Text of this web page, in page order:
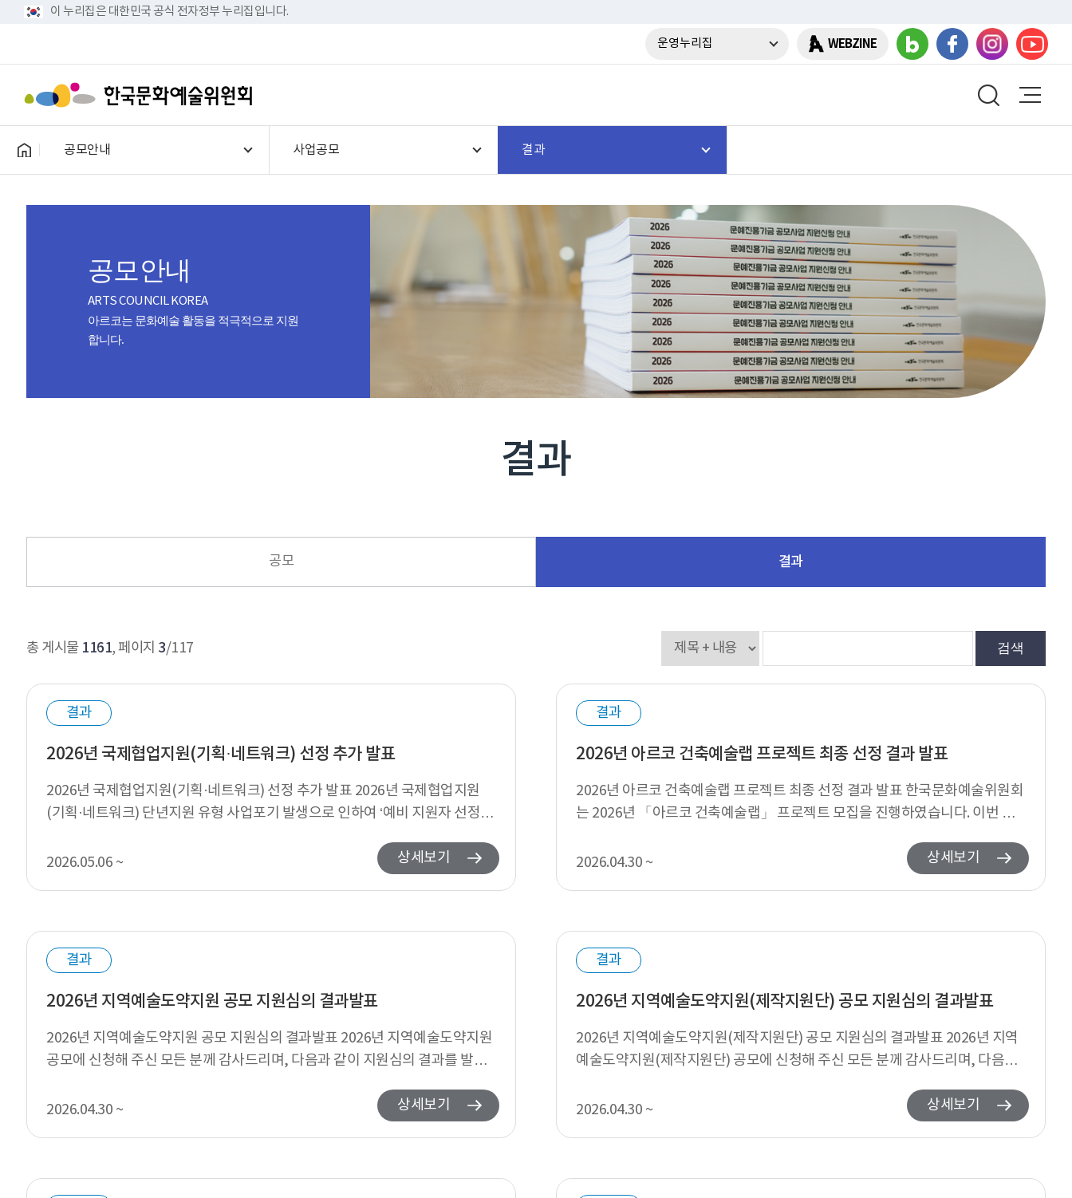
이 누리집은 대한민국 공식 전자정부 누리집입니다.
운영누리집 WEBZINE
공모안내 사업공모 결과
공모안내
ARTS COUNCIL KOREA
아르코는 문화예술 활동을 적극적으로 지원
합니다.
결과
공모 결과
총 게시물 1161, 페이지 3/117 검색
결과
2026년 국제협업지원(기획·네트워크) 선정 추가 발표
2026년 국제협업지원(기획·네트워크) 선정 추가 발표 2026년 국제협업지원
(기획·네트워크) 단년지원 유형 사업포기 발생으로 인하여 ‘예비 지원자 선정제
2026.05.06 ~
상세보기
결과
2026년 아르코 건축예술랩 프로젝트 최종 선정 결과 발표
2026년 아르코 건축예술랩 프로젝트 최종 선정 결과 발표 한국문화예술위원회
는 2026년 「아르코 건축예술랩」 프로젝트 모집을 진행하였습니다. 이번 모
2026.04.30 ~
상세보기
결과
2026년 지역예술도약지원 공모 지원심의 결과발표
2026년 지역예술도약지원 공모 지원심의 결과발표 2026년 지역예술도약지원
공모에 신청해 주신 모든 분께 감사드리며, 다음과 같이 지원심의 결과를 발표
2026.04.30 ~
상세보기
결과
2026년 지역예술도약지원(제작지원단) 공모 지원심의 결과발표
2026년 지역예술도약지원(제작지원단) 공모 지원심의 결과발표 2026년 지역
예술도약지원(제작지원단) 공모에 신청해 주신 모든 분께 감사드리며, 다음과
2026.04.30 ~
상세보기